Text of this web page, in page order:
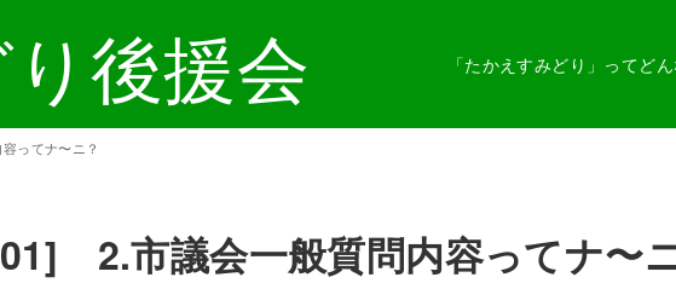
後援会 「たかえすみどり」ってど
ってナ〜ニ？
2.市議会一般質問内容ってナ〜